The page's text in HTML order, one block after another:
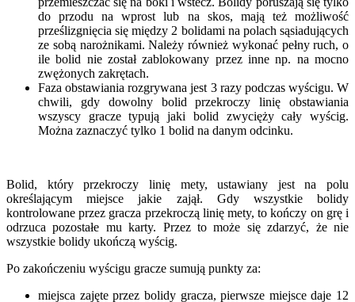
do przodu na wprost lub na skos, mają też możliwość
prześlizgnięcia się między 2 bolidami na polach sąsiadujących
ze sobą narożnikami. Należy również wykonać pełny ruch, o
ile bolid nie został zablokowany przez inne np. na mocno
zwężonych zakrętach.
Faza obstawiania rozgrywana jest 3 razy podczas wyścigu. W
chwili, gdy dowolny bolid przekroczy linię obstawiania
wszyscy gracze typują jaki bolid zwycięży cały wyścig.
Można zaznaczyć tylko 1 bolid na danym odcinku.
Bolid, który przekroczy linię mety, ustawiany jest na polu
określającym miejsce jakie zajął. Gdy wszystkie bolidy
kontrolowane przez gracza przekroczą linię mety, to kończy on grę i
odrzuca pozostałe mu karty. Przez to może się zdarzyć, że nie
wszystkie bolidy ukończą wyścig.
Po zakończeniu wyścigu gracze sumują punkty za:
miejsca zajęte przez bolidy gracza, pierwsze miejsce daje 12